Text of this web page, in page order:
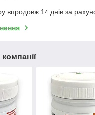
впродовж 14 днів за